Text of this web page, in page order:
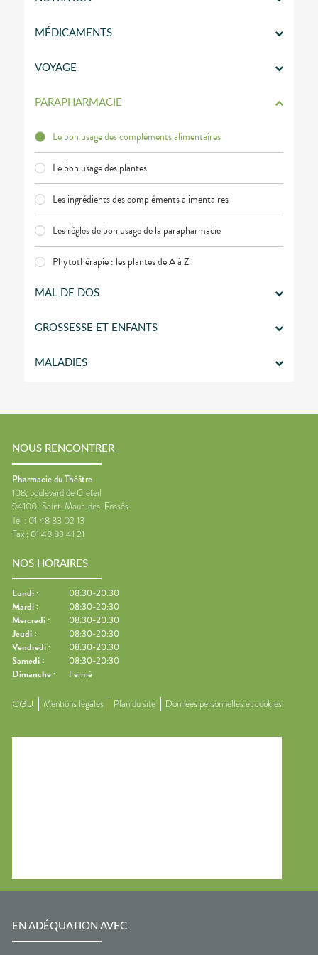
DE SANTÉ
MÉDICAMENTS
VOYAGE
PARAPHARMACIE
Le bon usage des compléments alimentaires
Le bon usage des plantes
Les ingrédients des compléments alimentaires
Les règles de bon usage de la parapharmacie
Phytothérapie : les plantes de A à Z
MAL DE DOS
GROSSESSE ET ENFANTS
MALADIES
NOUS RENCONTRER
Pharmacie du Théâtre
108, boulevard de Créteil
94100 Saint-Maur-des-Fossés
Tel : 01 48 83 02 13
Fax : 01 48 83 41 21
NOS HORAIRES
Lundi :
08:30-20:30
Mardi :
08:30-20:30
Mercredi :
08:30-20:30
Jeudi :
08:30-20:30
Vendredi :
08:30-20:30
Samedi :
08:30-20:30
Dimanche : Fermé
CGU Mentions légales Plan du site Données personnelles et cookies
EN ADÉQUATION AVEC